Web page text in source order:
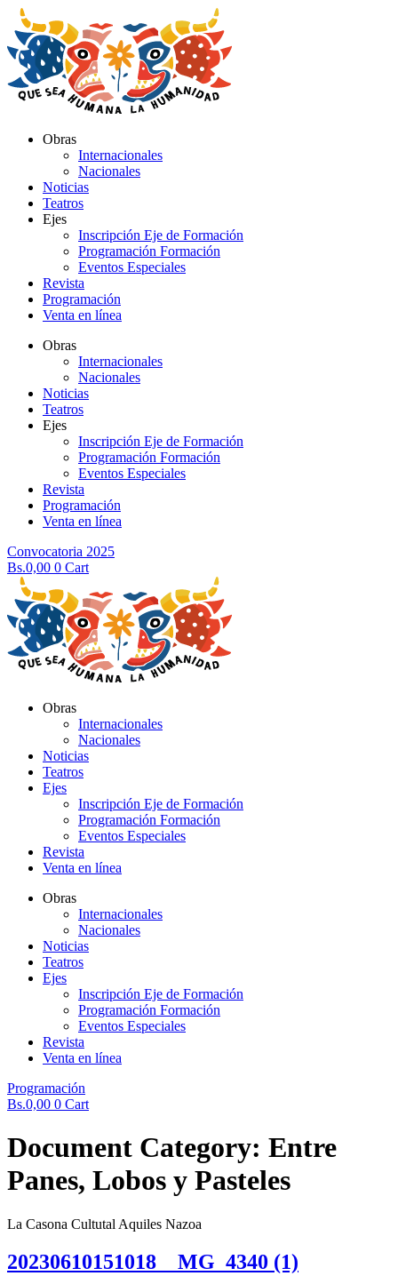
al
contenido
Obras
Internacionales
Nacionales
Noticias
Teatros
Ejes
Inscripción Eje de Formación
Programación Formación
Eventos Especiales
Revista
Programación
Venta en línea
Obras
Internacionales
Nacionales
Noticias
Teatros
Ejes
Inscripción Eje de Formación
Programación Formación
Eventos Especiales
Revista
Programación
Venta en línea
Convocatoria 2025
Bs.0,00 0 Cart
Obras
Internacionales
Nacionales
Noticias
Teatros
Ejes
Inscripción Eje de Formación
Programación Formación
Eventos Especiales
Revista
Venta en línea
Obras
Internacionales
Nacionales
Noticias
Teatros
Ejes
Inscripción Eje de Formación
Programación Formación
Eventos Especiales
Revista
Venta en línea
Programación
Bs.0,00 0 Cart
Document Category: Entre
Panes, Lobos y Pasteles
La Casona Cultutal Aquiles Nazoa
20230610151018__MG_4340 (1)